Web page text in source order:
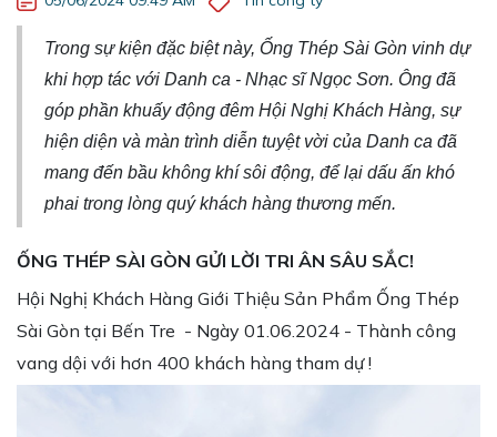
Trong sự kiện đặc biệt này, Ống Thép Sài Gòn vinh dự
khi hợp tác với Danh ca - Nhạc sĩ Ngọc Sơn. Ông đã
góp phần khuấy động đêm Hội Nghị Khách Hàng, sự
hiện diện và màn trình diễn tuyệt vời của Danh ca đã
mang đến bầu không khí sôi động, để lại dấu ấn khó
phai trong lòng quý khách hàng thương mến.
ỐNG THÉP SÀI GÒN GỬI LỜI TRI ÂN SÂU SẮC!
Hội Nghị Khách Hàng Giới Thiệu Sản Phẩm Ống Thép
Sài Gòn tại Bến Tre - Ngày 01.06.2024 - Thành công
vang dội với hơn 400 khách hàng tham dự !